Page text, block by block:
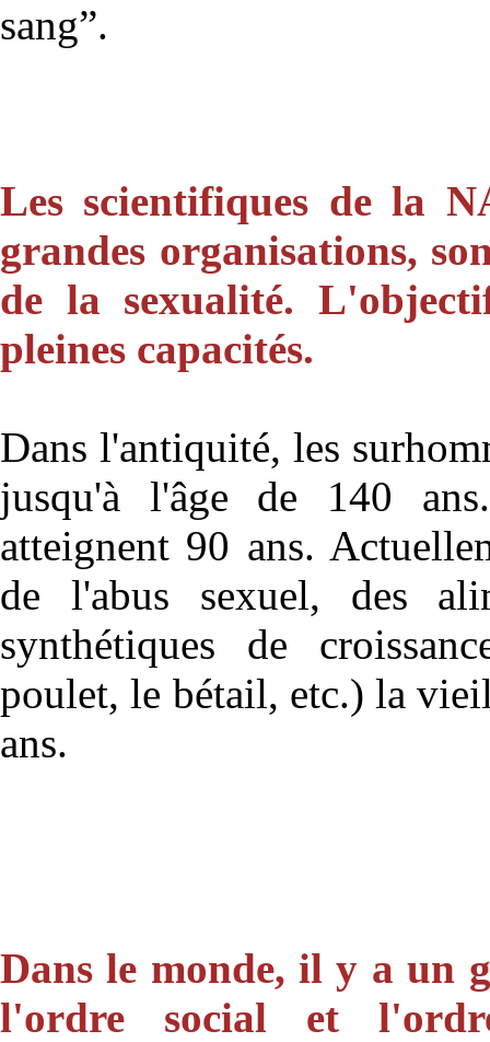
sang”.
Les scientifiques de la
grandes organisations,
de la sexualité.
pleines capacités.
Dans l'antiquité, les
jusqu'à l'âge de 140
atteignent 90 ans.
de l'abus sexuel, des
synthétiques de
poulet, le bétail, etc.) la
ans.
Dans le monde, il y a un
l'ordre social et